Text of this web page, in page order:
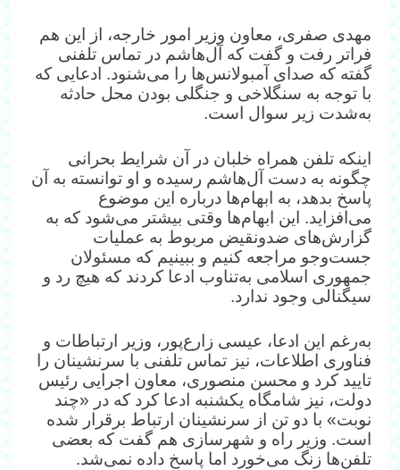
مهدی صفری، معاون وزیر امور خارجه، از این هم
فراتر رفت و گفت که آل‌هاشم در تماس تلفنی‌
گفته که صدای آمبولانس‌ها را می‌شنود. ادعایی که
با توجه به سنگلاخی و جنگلی بودن محل حادثه
به‌شدت زیر سوال است.
اینکه تلفن همراه خلبان در آن شرایط بحرانی
چگونه به دست آل‌هاشم رسیده و او توانسته به آن
پاسخ بدهد، به ابهام‌ها درباره این موضوع
می‌افزاید. این ابهام‌ها وقتی بیشتر می‌شود که به
گزارش‌های ضدونقیض مربوط به عملیات
جست‌وجو مراجعه کنیم و ببینیم که مسئولان
جمهوری اسلامی به‌تناوب ادعا کردند که هیچ رد و
سیگنالی وجود ندارد.
به‌رغم این ادعا، عیسی زارع‌پور، وزیر ارتباطات و
فناوری اطلاعات، نیز تماس تلفنی با سرنشینان را
تایید کرد و محسن منصوری، معاون اجرایی رئیس
دولت، نیز شامگاه یکشنبه ادعا کرد که در «چند
نوبت» با دو تن از سرنشینان ارتباط برقرار شده
است. وزیر راه‌ و شهرسازی هم گفت که بعضی
تلفن‌ها زنگ می‌خورد اما پاسخ داده نمی‌شد.